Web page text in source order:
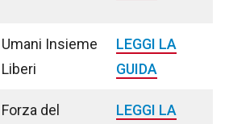
Umani Insieme
Liberi
LEGGI LA
GUIDA
Forza del
LEGGI LA